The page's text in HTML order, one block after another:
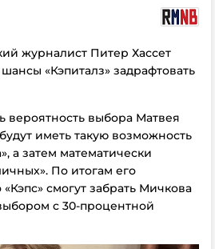
журналист Питер Хассет
«Кэпиталз» задрафтовать
вероятность выбора Матвея
иметь такую возможность
а затем математически
По итогам его
смогут забрать Мичкова
с 30-процентной